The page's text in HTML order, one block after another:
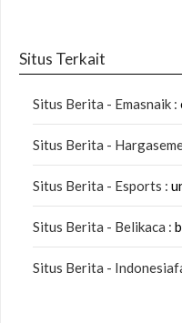
Situs Terkait
Situs Berita - Emasnaik :
Situs Berita -
Situs Berita - Esports :
Situs Berita - Belikaca :
Situs Berita -